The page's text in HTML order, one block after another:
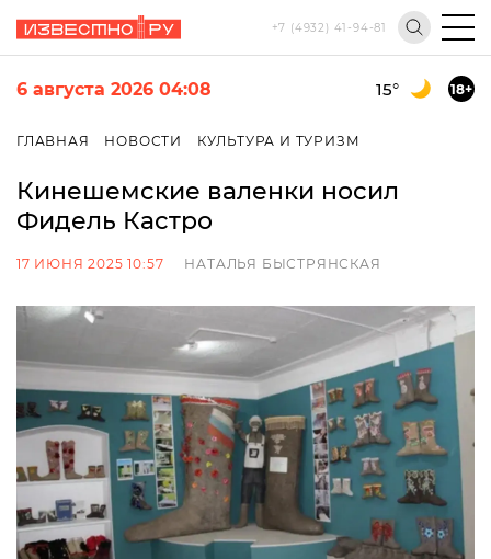
+7 (4932) 41-94-81
6 августа 2026 04:08 15° 18+
ГЛАВНАЯ НОВОСТИ КУЛЬТУРА И ТУРИЗМ
Кинешемские валенки носил
Фидель Кастро
17 ИЮНЯ 2025 10:57 НАТАЛЬЯ БЫСТРЯНСКАЯ